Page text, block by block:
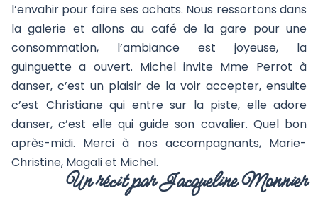
l’envahir pour faire ses achats. Nous ressortons dans
la galerie et allons au café de la gare pour une
consommation, l’ambiance est joyeuse, la
guinguette a ouvert. Michel invite Mme Perrot à
danser, c’est un plaisir de la voir accepter, ensuite
c’est Christiane qui entre sur la piste, elle adore
danser, c’est elle qui guide son cavalier. Quel bon
après-midi. Merci à nos accompagnants, Marie-
Christine, Magali et Michel.
Un récit par Jacqueline Monnier